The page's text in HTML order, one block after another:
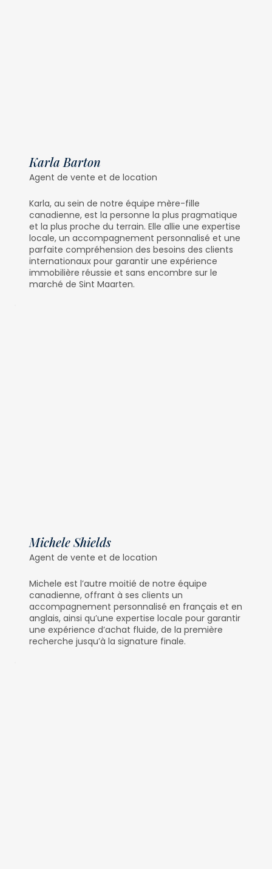
Karla Barton
Agent de vente et de location
Karla, au sein de notre équipe mère-fille
canadienne, est la personne la plus pragmatique
et la plus proche du terrain. Elle allie une expertise
locale, un accompagnement personnalisé et une
parfaite compréhension des besoins des clients
internationaux pour garantir une expérience
immobilière réussie et sans encombre sur le
marché de Sint Maarten.
Michele Shields
Agent de vente et de location
Michele est l’autre moitié de notre équipe
canadienne, offrant à ses clients un
accompagnement personnalisé en français et en
anglais, ainsi qu’une expertise locale pour garantir
une expérience d’achat fluide, de la première
recherche jusqu’à la signature finale.